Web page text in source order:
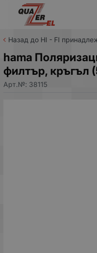
Назад до HI - FI
hama
филтър, кръгъл
Арт.№: 38115